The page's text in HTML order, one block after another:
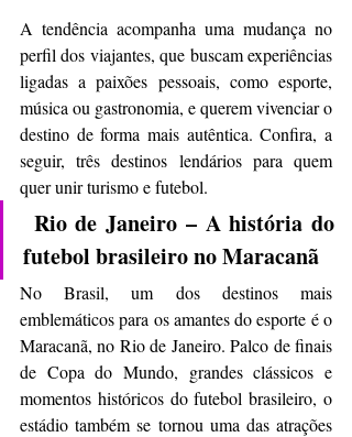
A tendência acompanha uma mudança no
perfil dos viajantes, que buscam experiências
ligadas a paixões pessoais, como esporte,
música ou gastronomia, e querem vivenciar o
destino de forma mais autêntica. Confira, a
seguir, três destinos lendários para quem
quer unir turismo e futebol.
Rio de Janeiro – A história do
futebol brasileiro no Maracanã
No Brasil, um dos destinos mais
emblemáticos para os amantes do esporte é o
Maracanã, no Rio de Janeiro. Palco de finais
de Copa do Mundo, grandes clássicos e
momentos históricos do futebol brasileiro, o
estádio também se tornou uma das atrações